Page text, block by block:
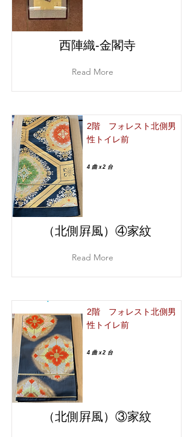
西陣織‐金閣寺
Read More
2階 フォレスト北側男
性トイレ前
4 曲ｘ2 台
（北側屛風）④家紋
Read More
2階 フォレスト北側男
性トイレ前
4 曲ｘ2 台
（北側屛風）③家紋